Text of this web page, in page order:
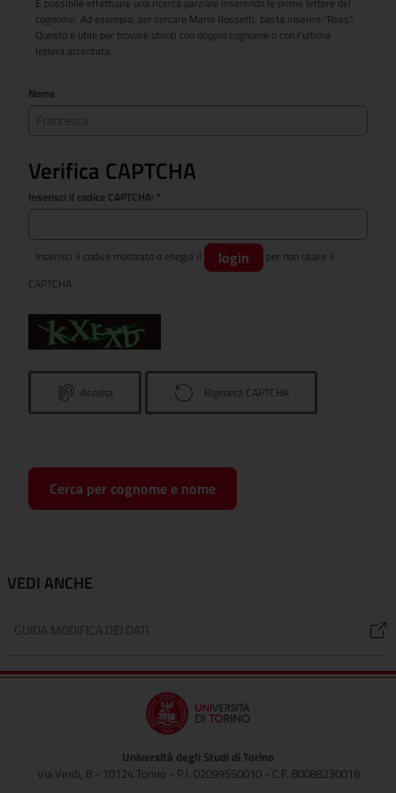
È possibile effettuare una ricerca parziale inserendo le prime lettere del
cognome. Ad esempio, per cercare Mario Rossetti, basta inserire "Ross".
Questo è utile per trovare utenti con doppio cognome o con l'ultima
lettera accentata.
Nome
Verifica CAPTCHA
Inserisci il codice CAPTCHA: *
Inserisci il codice mostrato o esegui il login
per non usare il
CAPTCHA
Ascolta Rigenera CAPTCHA
Cerca per cognome e nome
VEDI ANCHE
GUIDA MODIFICA DEI DATI
Università degli Studi di Torino
Via Verdi, 8 - 10124 Torino - P.I. 02099550010 - C.F. 80088230018